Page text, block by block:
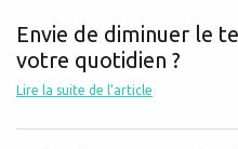
Envie de diminuer le
votre quotidien ?
Lire la suite de l'article